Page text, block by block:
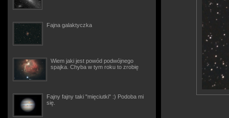
Fajna galaktyczka
Wiem jaki jest powód podwójnego
spajka. Chyba w tym roku to zrobię
Fajny fajny taki "mięciutki" :) Podoba mi
się.